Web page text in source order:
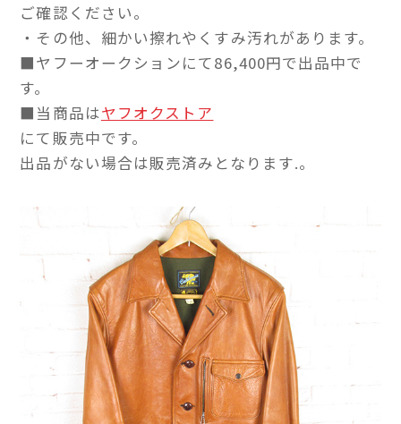
ご確認ください。
・その他、細かい擦れやくすみ汚れがあります。
■ヤフーオークションにて86,400円で出品中で
す。
■当商品はヤフオクストア
にて販売中です。
出品がない場合は販売済みとなります.。